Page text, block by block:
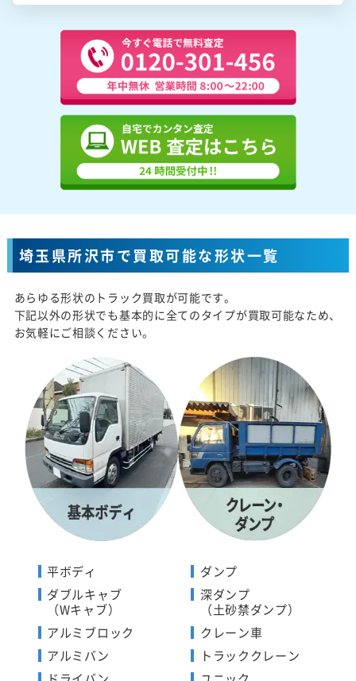
埼玉県所沢市で買取可能な形状一覧
あらゆる形状のトラック買取が可能です。
下記以外の形状でも基本的に全てのタイプが買取可能なため、
お気軽にご相談ください。
平ボディ
ダブルキャブ
（Wキャブ）
アルミブロック
アルミバン
ダンプ
深ダンプ
（土砂禁ダンプ）
クレーン車
トラッククレーン